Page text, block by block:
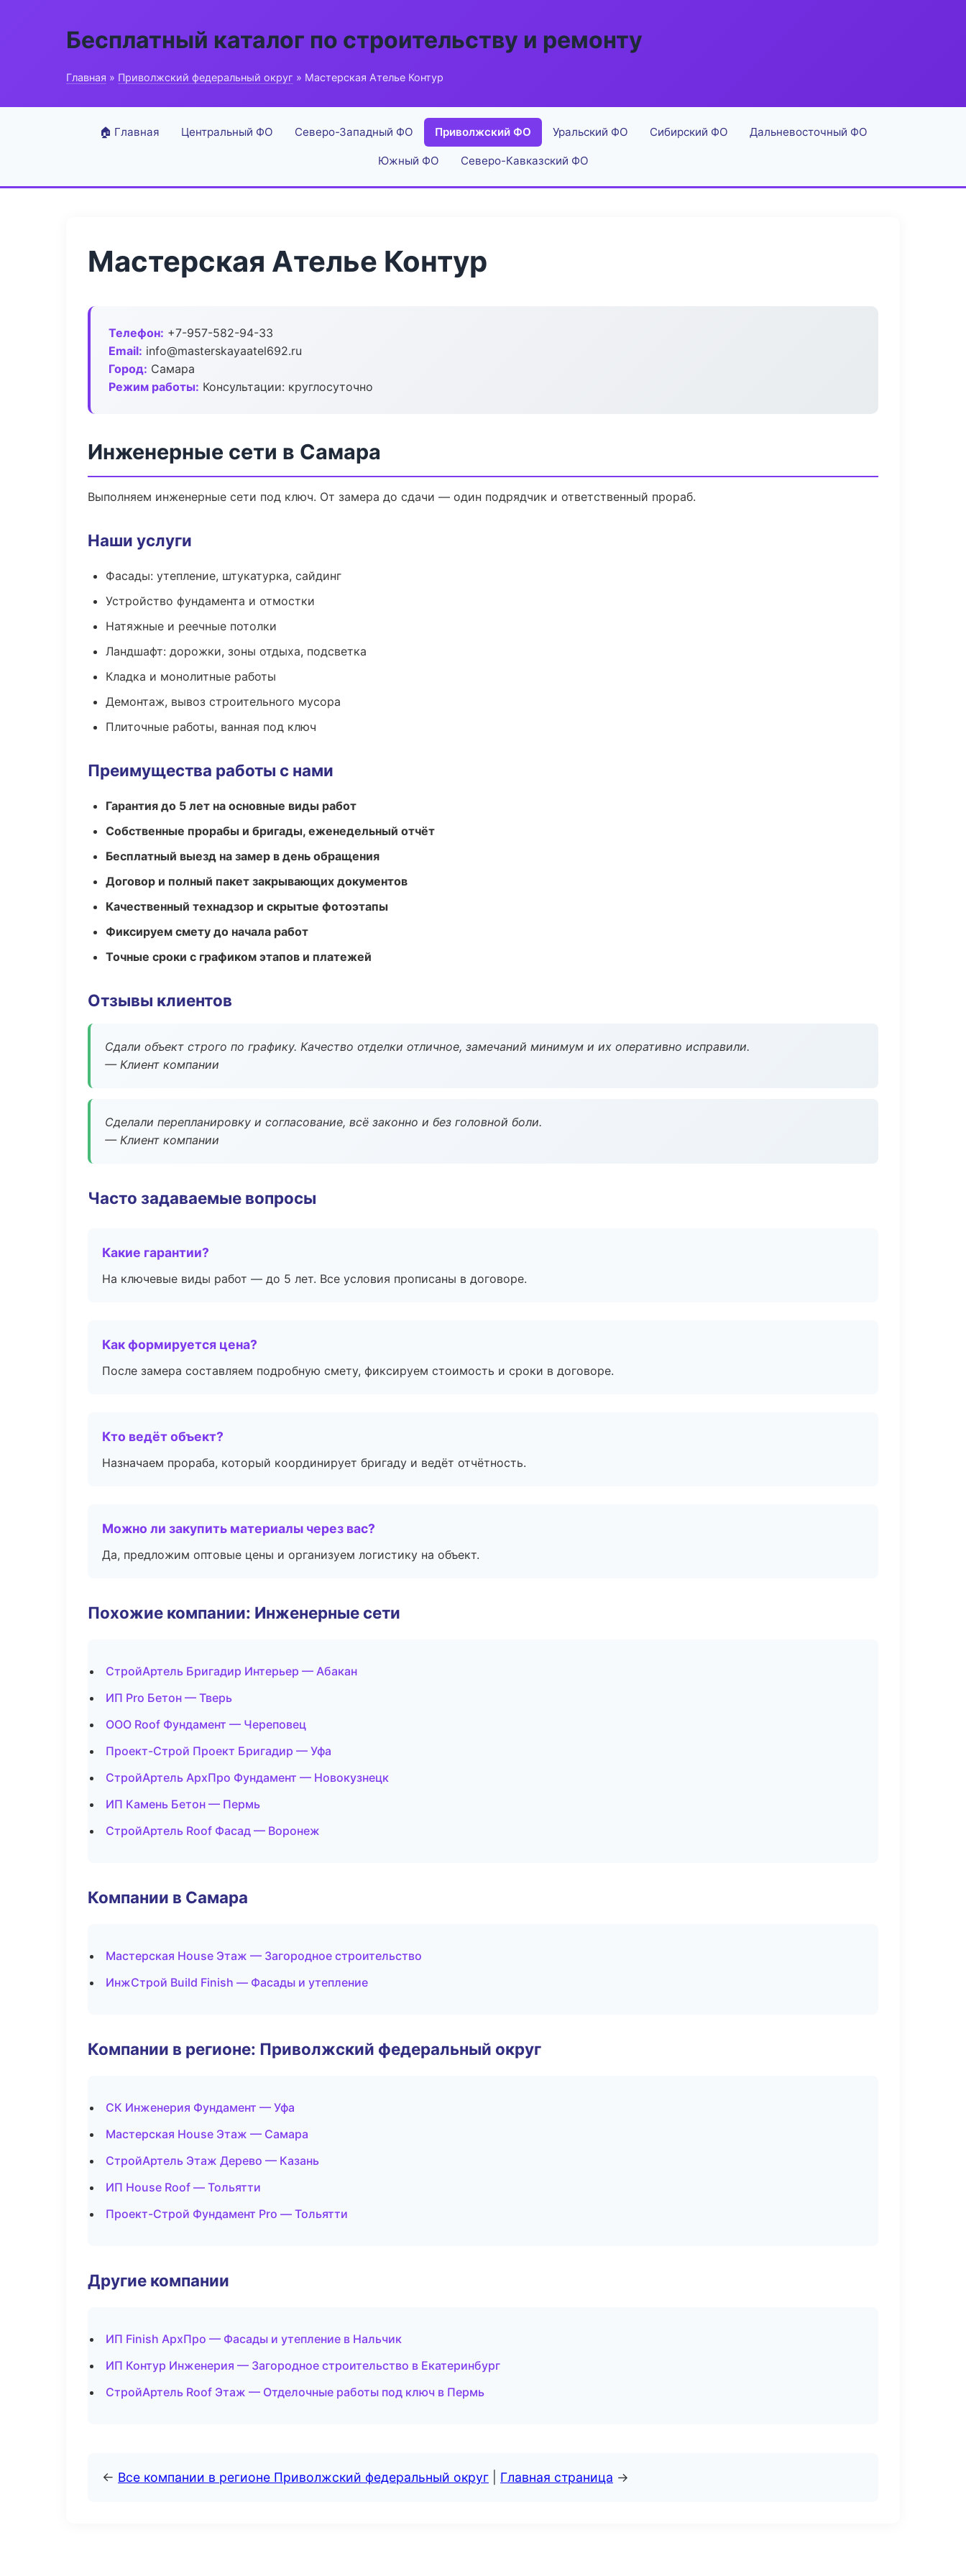
Бесплатный каталог по строительству и ремонту
Главная » Приволжский федеральный округ » Мастерская Ателье Контур
🏠 Главная Центральный ФО Северо-Западный ФО Приволжский ФО Уральский ФО Сибирский ФО Дальневосточный ФО
Южный ФО Северо-Кавказский ФО
Мастерская Ателье Контур
Телефон: +7-957-582-94-33
Email: info@masterskayaatel692.ru
Город: Самара
Режим работы: Консультации: круглосуточно
Инженерные сети в Самара
Выполняем инженерные сети под ключ. От замера до сдачи — один подрядчик и ответственный прораб.
Наши услуги
Фасады: утепление, штукатурка, сайдинг
Устройство фундамента и отмостки
Натяжные и реечные потолки
Ландшафт: дорожки, зоны отдыха, подсветка
Кладка и монолитные работы
Демонтаж, вывоз строительного мусора
Плиточные работы, ванная под ключ
Преимущества работы с нами
Гарантия до 5 лет на основные виды работ
Собственные прорабы и бригады, еженедельный отчёт
Бесплатный выезд на замер в день обращения
Договор и полный пакет закрывающих документов
Качественный технадзор и скрытые фотоэтапы
Фиксируем смету до начала работ
Точные сроки с графиком этапов и платежей
Отзывы клиентов
Сдали объект строго по графику. Качество отделки отличное, замечаний минимум и их оперативно исправили.
— Клиент компании
Сделали перепланировку и согласование, всё законно и без головной боли.
— Клиент компании
Часто задаваемые вопросы
Какие гарантии?
На ключевые виды работ — до 5 лет. Все условия прописаны в договоре.
Как формируется цена?
После замера составляем подробную смету, фиксируем стоимость и сроки в договоре.
Кто ведёт объект?
Назначаем прораба, который координирует бригаду и ведёт отчётность.
Можно ли закупить материалы через вас?
Да, предложим оптовые цены и организуем логистику на объект.
Похожие компании: Инженерные сети
СтройАртель Бригадир Интерьер — Абакан
ИП Pro Бетон — Тверь
ООО Roof Фундамент — Череповец
Проект-Строй Проект Бригадир — Уфа
СтройАртель АрхПро Фундамент — Новокузнецк
ИП Камень Бетон — Пермь
СтройАртель Roof Фасад — Воронеж
Компании в Самара
Мастерская House Этаж — Загородное строительство
ИнжСтрой Build Finish — Фасады и утепление
Компании в регионе: Приволжский федеральный округ
СК Инженерия Фундамент — Уфа
Мастерская House Этаж — Самара
СтройАртель Этаж Дерево — Казань
ИП House Roof — Тольятти
Проект-Строй Фундамент Pro — Тольятти
Другие компании
ИП Finish АрхПро — Фасады и утепление в Нальчик
ИП Контур Инженерия — Загородное строительство в Екатеринбург
СтройАртель Roof Этаж — Отделочные работы под ключ в Пермь
← Все компании в регионе Приволжский федеральный округ Главная страница →